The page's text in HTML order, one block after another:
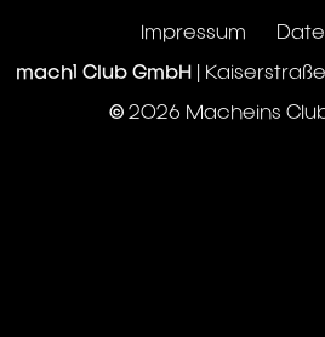
Impressum
mach1 Club GmbH |
© 2026 Macheins